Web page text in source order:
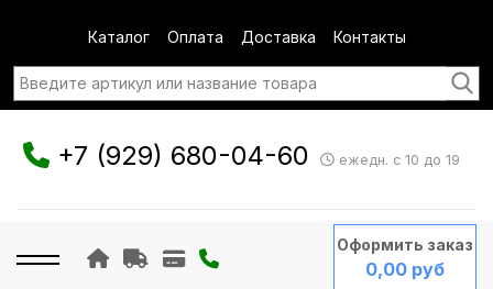
Каталог Оплата Доставка Контакты
+7 (929) 680-04-60 ежедн. с 10 до 19
Оформить заказ
0,00 руб